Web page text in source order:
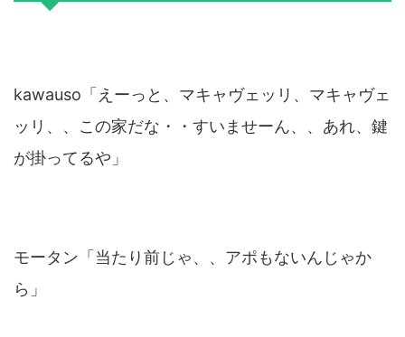
kawauso「えーっと、マキャヴェッリ、マキャヴェ
ッリ、、この家だな・・すいませーん、、あれ、鍵
が掛ってるや」
モータン「当たり前じゃ、、アポもないんじゃか
ら」